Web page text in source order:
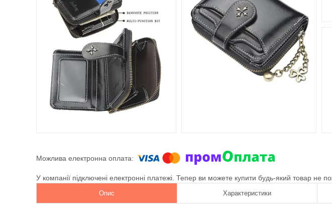
У компанії підключені електронні платежі. Тепер ви можете купити будь-який товар не
Опис Характеристики